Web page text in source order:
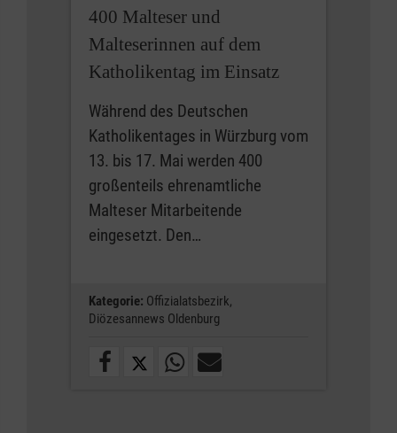
400 Malteser und
Malteserinnen auf dem
Katholikentag im Einsatz
Während des Deutschen
Katholikentages in Würzburg vom
13. bis 17. Mai werden 400
großenteils ehrenamtliche
Malteser Mitarbeitende
eingesetzt. Den…
Kategorie: Offizialatsbezirk,
Diözesannews Oldenburg